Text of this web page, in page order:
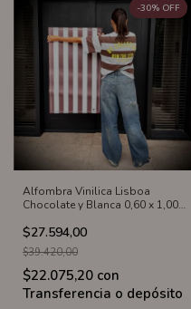
Alfombra Vinilica Lisboa
Chocolate y Blanca 0,60 x 1,00
$27.594,00
-30% OFF
$39.420,00
$22.075,20 con
Transferencia o depósito